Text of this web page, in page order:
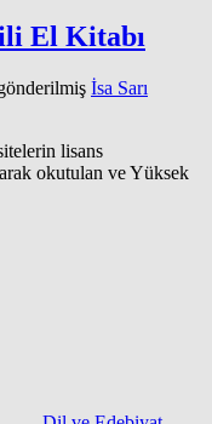
El Kitabı
İsa Sarı
lisans
okutulan ve Yüksek